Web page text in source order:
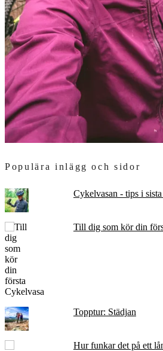
Populära inlägg och sidor
Cykelvasan - tips i
Till dig som kör din
Topptur: Städjan
Hur funkar det på ett